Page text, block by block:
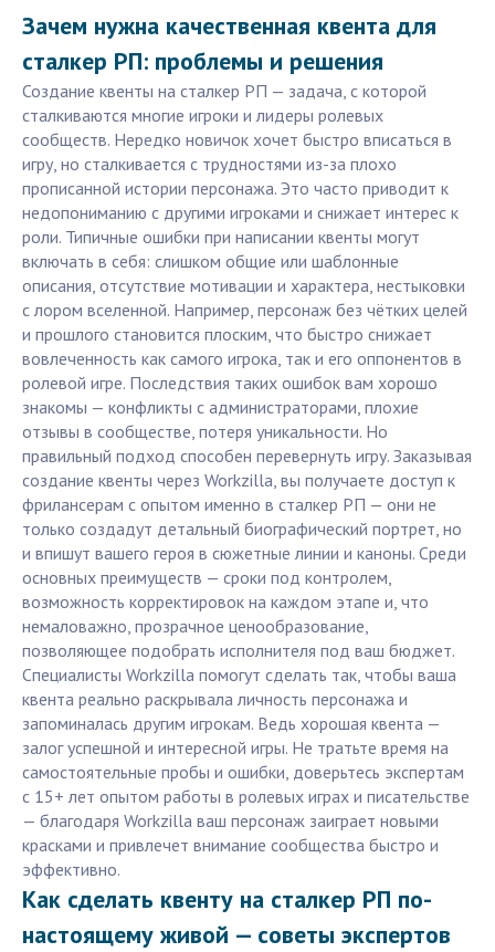
Зачем нужна качественная квента для
сталкер РП: проблемы и решения
Создание квенты на сталкер РП — задача, с которой
сталкиваются многие игроки и лидеры ролевых
сообществ. Нередко новичок хочет быстро вписаться в
игру, но сталкивается с трудностями из-за плохо
прописанной истории персонажа. Это часто приводит к
недопониманию с другими игроками и снижает интерес к
роли. Типичные ошибки при написании квенты могут
включать в себя: слишком общие или шаблонные
описания, отсутствие мотивации и характера, нестыковки
с лором вселенной. Например, персонаж без чётких целей
и прошлого становится плоским, что быстро снижает
вовлеченность как самого игрока, так и его оппонентов в
ролевой игре. Последствия таких ошибок вам хорошо
знакомы — конфликты с администраторами, плохие
отзывы в сообществе, потеря уникальности. Но
правильный подход способен перевернуть игру. Заказывая
создание квенты через Workzilla, вы получаете доступ к
фрилансерам с опытом именно в сталкер РП — они не
только создадут детальный биографический портрет, но
и впишут вашего героя в сюжетные линии и каноны. Среди
основных преимуществ — сроки под контролем,
возможность корректировок на каждом этапе и, что
немаловажно, прозрачное ценообразование,
позволяющее подобрать исполнителя под ваш бюджет.
Специалисты Workzilla помогут сделать так, чтобы ваша
квента реально раскрывала личность персонажа и
запоминалась другим игрокам. Ведь хорошая квента —
залог успешной и интересной игры. Не тратьте время на
самостоятельные пробы и ошибки, доверьтесь экспертам
с 15+ лет опытом работы в ролевых играх и писательстве
— благодаря Workzilla ваш персонаж заиграет новыми
красками и привлечет внимание сообщества быстро и
эффективно.
Как сделать квенту на сталкер РП по-
настоящему живой — советы экспертов